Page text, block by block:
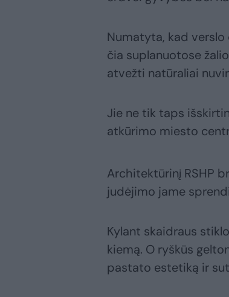
Numatyta, kad
čia suplanuotose
atvežti natūraliai
Jie ne tik taps
atkūrimo miesto
Architektūrinį RSHP
judėjimo jame
Kylant skaidraus
kiemą. O ryškūs
pastato estetiką ir